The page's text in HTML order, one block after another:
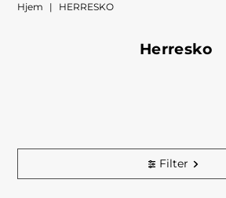
Hjem | HERRESKO
Herresko
Filter